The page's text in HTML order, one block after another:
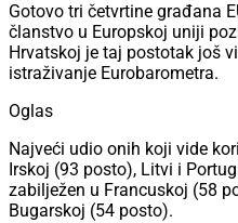
Gotovo tri četvrtine građana
članstvo u Europskoj uniji
Hrvatskoj je taj postotak još
istraživanje Eurobarometra.
Oglas
Najveći udio onih koji vide
Irskoj (93 posto), Litvi i
zabilježen u Francuskoj (58
Bugarskoj (54 posto).